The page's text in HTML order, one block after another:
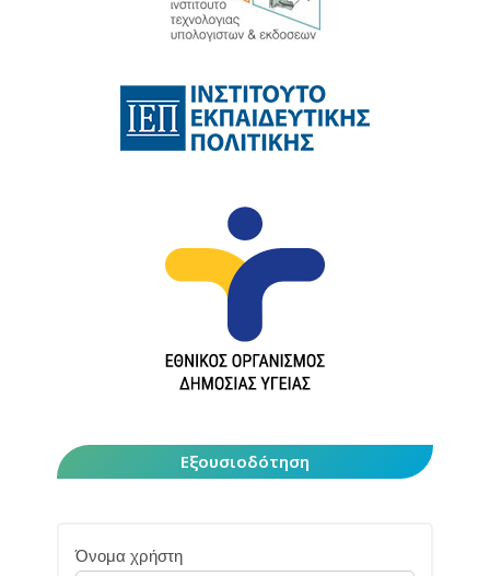
Εξουσιοδότηση
Όνομα χρήστη